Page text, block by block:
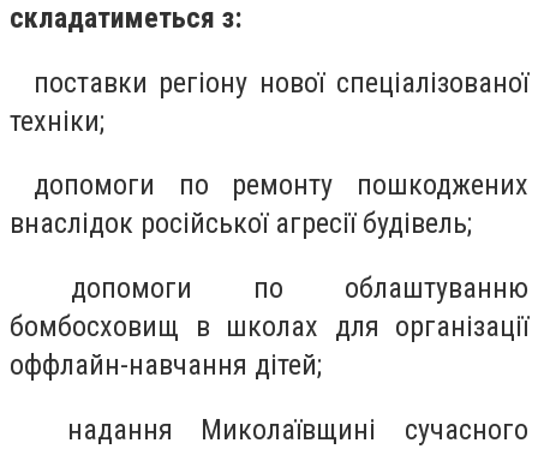
складатиметься з:
поставки регіону нової спеціалізованої
техніки;
допомоги по ремонту пошкоджених
внаслідок російської агресії будівель;
допомоги по облаштуванню
бомбосховищ в школах для організації
оффлайн-навчання дітей;
надання Миколаївщині сучасного